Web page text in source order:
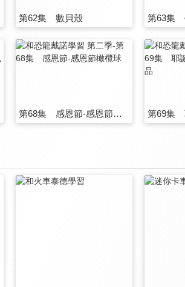
第62集 數貝殼 第63集
第68集 感恩節-感恩節橄欖球